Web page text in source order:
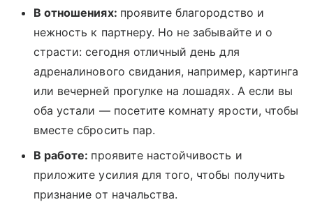
В отношениях: проявите благородство и
нежность к партнеру. Но не забывайте и о
страсти: сегодня отличный день для
адреналинового свидания, например, картинга
или вечерней прогулке на лошадях. А если вы
оба устали — посетите комнату ярости, чтобы
вместе сбросить пар.
В работе: проявите настойчивость и
приложите усилия для того, чтобы получить
признание от начальства.